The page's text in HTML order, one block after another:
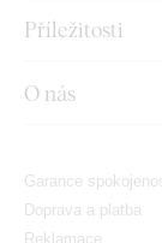
Příležitosti
O nás
Garance
Doprava a platba
Reklamace